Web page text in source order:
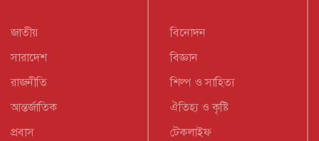
জাতীয়
সারাদেশ
রাজনীতি
আন্তর্জাতিক
প্রবাস
বিনোদন
বিজ্ঞান
শিল্প ও সাহিত্য
ঐতিহ্য ও কৃষ্টি
টেকলাইফ